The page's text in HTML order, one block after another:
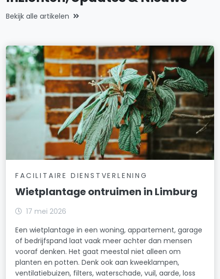
Bekijk alle artikelen
FACILITAIRE DIENSTVERLENING
Wietplantage ontruimen in Limburg
17 mei 2026
Een wietplantage in een woning, appartement, garage
of bedrijfspand laat vaak meer achter dan mensen
vooraf denken. Het gaat meestal niet alleen om
planten en potten. Denk ook aan kweeklampen,
ventilatiebuizen, filters, waterschade, vuil, aarde, loss